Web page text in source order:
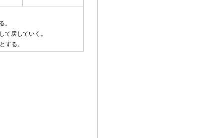
。
戻していく。
する。